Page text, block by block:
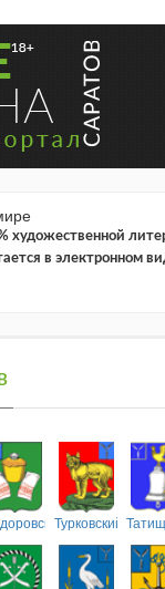
художественной
в электронном
Турковский